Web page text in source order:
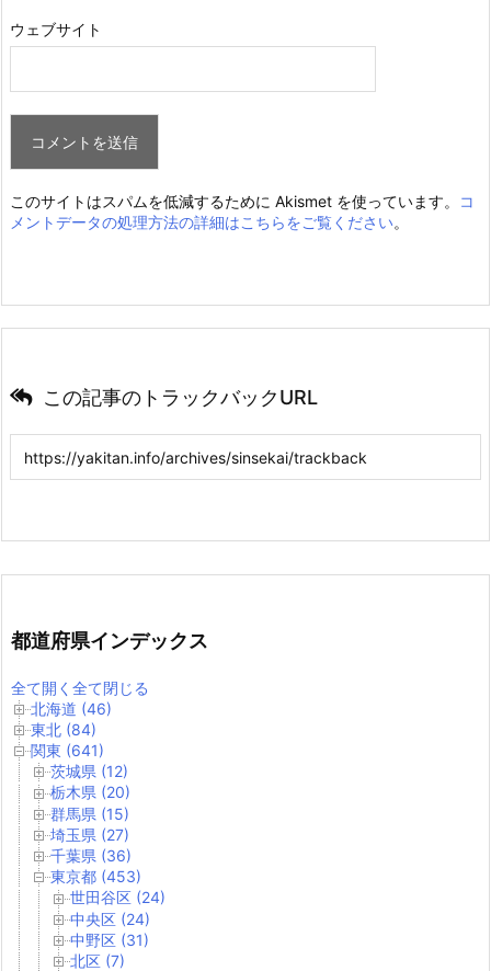
ウェブサイト
このサイトはスパムを低減するために Akismet を使っています。
コ
メントデータの処理方法の詳細はこちらをご覧ください。
この記事のトラックバックURL
都道府県インデックス
全て開く 全て閉じる
北海道 (46)
東北 (84)
関東 (641)
茨城県 (12)
栃木県 (20)
群馬県 (15)
埼玉県 (27)
千葉県 (36)
東京都 (453)
世田谷区 (24)
中央区 (24)
中野区 (31)
北区 (7)